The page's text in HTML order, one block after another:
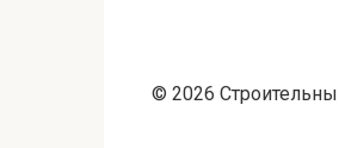
© 2026